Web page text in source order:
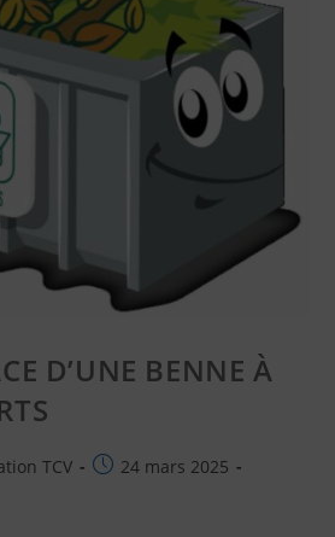
D’UNE BENNE À
TCV
24 mars 2025